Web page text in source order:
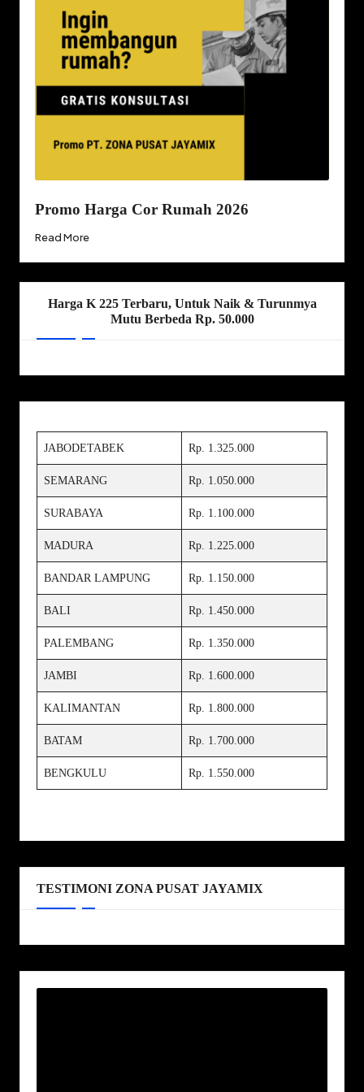
Promo Harga Cor Rumah 2026
Read More
Harga K 225 Terbaru, Untuk Naik & Turunmya
Mutu Berbeda Rp. 50.000
JABODETABEK Rp. 1.325.000
SEMARANG Rp. 1.050.000
SURABAYA Rp. 1.100.000
MADURA Rp. 1.225.000
BANDAR LAMPUNG Rp. 1.150.000
BALI Rp. 1.450.000
PALEMBANG Rp. 1.350.000
JAMBI Rp. 1.600.000
KALIMANTAN Rp. 1.800.000
BATAM Rp. 1.700.000
BENGKULU Rp. 1.550.000
TESTIMONI ZONA PUSAT JAYAMIX